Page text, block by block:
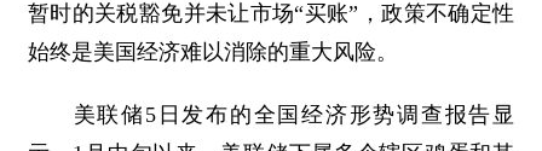
暂时的关税豁免并未让市场“买账”，政策不确定性
始终是美国经济难以消除的重大风险。
美联储5日发布的全国经济形势调查报告显